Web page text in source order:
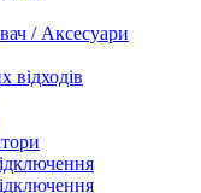
/ Аксесуари
відходів